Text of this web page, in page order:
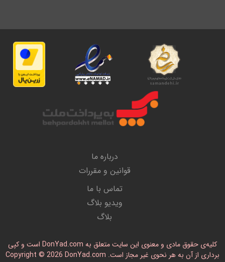
درباره ما
قوانین و مقررات
تماس با ما
ویدیو بلاگ
بلاگ
کلیه‌ی حقوق مادی و معنوی این سایت متعلق به DonYad.com است و کپی
برداری از آن به هر نحوی غیر مجاز است. Copyright © 2026 DonYad.com